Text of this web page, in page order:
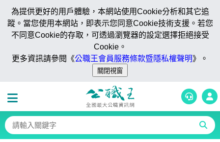
為提供更好的用戶體驗，本網站使用Cookie分析和其它追
蹤。當您使用本網站，即表示您同意Cookie技術支援。若您
不同意Cookie的存取，可透過瀏覽器的設定選擇拒絕接受
Cookie。
更多資訊請參閱《公職王會員服務條款暨隱私權聲明》。